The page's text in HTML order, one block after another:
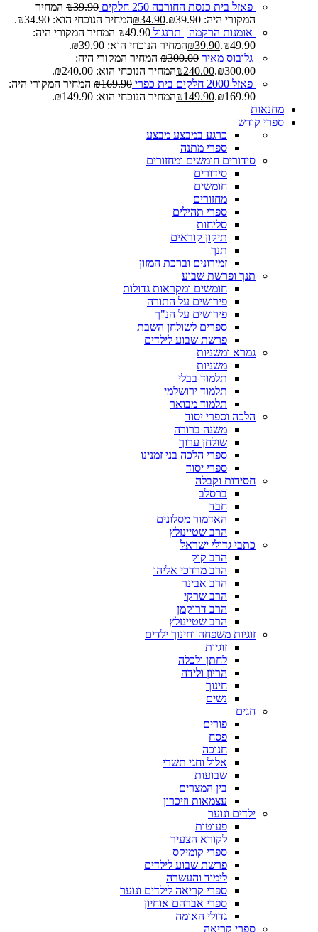
פאזל בית כנסת החורבה 250 חלקים ₪39.90
המחיר
המקורי היה: ₪39.90.
₪34.90
המחיר הנוכחי הוא: ₪34.90.
אומנות הרקמה | תרנגול
₪49.90
המחיר המקורי היה:
₪49.90.
₪39.90
המחיר הנוכחי הוא: ₪39.90.
גלובוס מאיר
₪300.00
המחיר המקורי היה:
₪300.00.
₪240.00
המחיר הנוכחי הוא: ₪240.00.
פאזל 2000 חלקים בית כפרי
₪169.90
המחיר המקורי היה:
₪169.90.
₪149.90
המחיר הנוכחי הוא: ₪149.90.
מחנאות
ספרי קודש
כרגע במבצע מבצע
ספרי מתנה
סידורים חומשים ומחזורים
סידורים
חומשים
מחזורים
ספרי תהילים
סליחות
תיקון קוראים
תנך
זמירונים וברכת המזון
תנך ופרשת שבוע
חומשים ומקראות גדולות
פירושים על התורה
פירושים על הנ"ך
ספרים לשולחן השבת
פרשת שבוע לילדים
גמרא ומשניות
משניות
תלמוד בבלי
תלמוד ירושלמי
תלמוד מבואר
הלכה וספרי יסוד
משנה ברורה
שולחן ערוך
ספרי הלכה בני זמנינו
ספרי יסוד
חסידות וקבלה
ברסלב
חבד
האדמור מסלונים
הרב שטיינזלץ
כתבי גדולי ישראל
הרב קוק
הרב מרדכי אליהו
הרב אבינר
הרב שרקי
הרב דרוקמן
הרב שטיינזלץ
זוגיות משפחה וחינוך ילדים
זוגיות
לחתן ולכלה
הריון ולידה
חינוך
נשים
חגים
פורים
פסח
חנוכה
אלול וחגי תשרי
שבועות
בין המצרים
עצמאות וזיכרון
ילדים ונוער
פעוטות
לקורא הצעיר
ספרי קומיקס
פרשת שבוע לילדים
לימוד והעשרה
ספרי קריאה לילדים ונוער
ספרי אברהם אוחיון
גדולי האומה
ספרי קריאה